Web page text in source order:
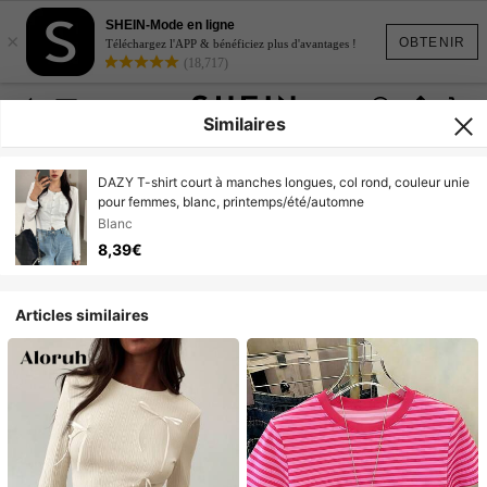
OBTENIR
×
SHEIN-Mode en ligne
Téléchargez l'APP & bénéficiez plus d'avantages !
(18,717)
Similaires
DAZY T-shirt court à manches longues, col rond, couleur unie
pour femmes, blanc, printemps/été/automne
Blanc
8,39€
Articles similaires